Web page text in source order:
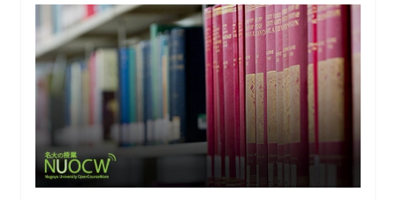
らい、先生の友人であり、研究対象でもある中国人映画
監督やアーティストと会った話や彼らの新作の話をされ
て、その後の半分の時間で教科書を教えるという割合で
した。ただ、当時は１１０分授業でしたので、それでも
だいたい教科書を教え終わりましたし、「近頃の学生は
授業に出てばかりで勉強しない」と嘆かれた時代でした
から、授業の役割は、先生方の研究を垣間見せてもらう
ような面が大きかったのです。